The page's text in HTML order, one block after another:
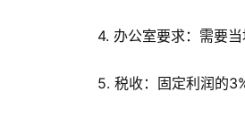
4. 办公室要求：需要
5. 税收：固定利润的